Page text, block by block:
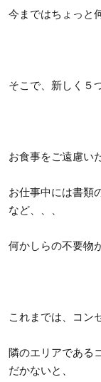
今まではちょっと
そこで、新しく５
お食事をご遠慮い
お仕事中には書類
など、、、
何かしらの不要物
これまでは、コン
隣のエリアである
だかないと、